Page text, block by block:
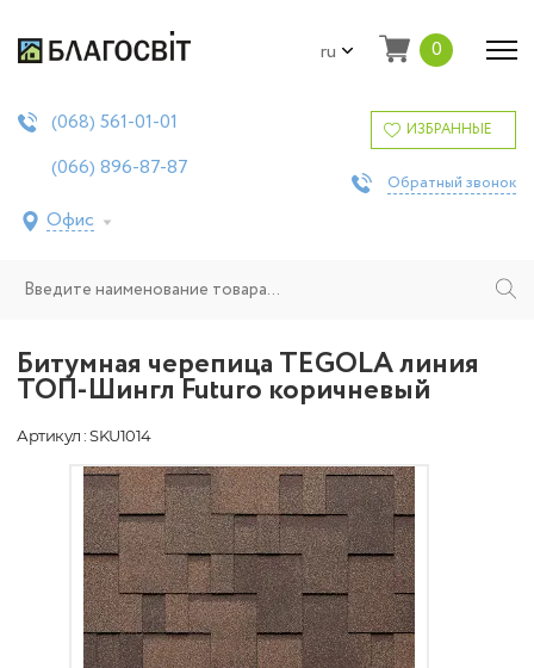
ru 0
(068) 561-01-01
(066) 896-87-87
Офис
ИЗБРАННЫЕ
Обратный звонок
Битумная черепица TEGOLA линия
ТОП-Шингл Futuro коричневый
Артикул : SKU1014